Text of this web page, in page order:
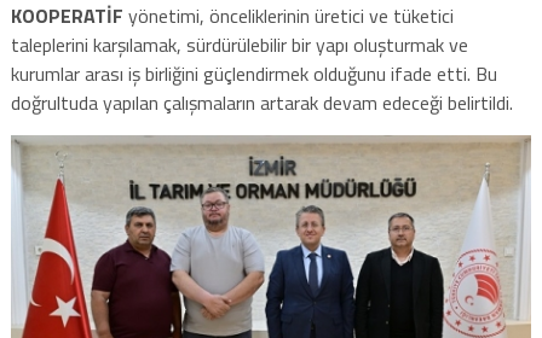
KOOPERATİF yönetimi, önceliklerinin üretici ve tüketici
taleplerini karşılamak, sürdürülebilir bir yapı oluşturmak ve
kurumlar arası iş birliğini güçlendirmek olduğunu ifade etti. Bu
doğrultuda yapılan çalışmaların artarak devam edeceği belirtildi.